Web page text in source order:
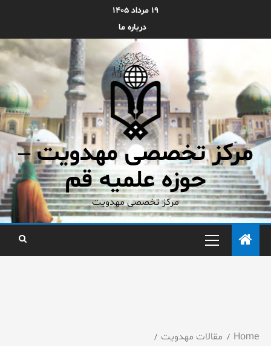
۱۹ مرداد ۱۴۰۵
درباره ما
مرکز تخصصی مهدویت –
حوزه علمیه قم
مرکز تخصصی مهدویت
Home
مقالات مهدویت